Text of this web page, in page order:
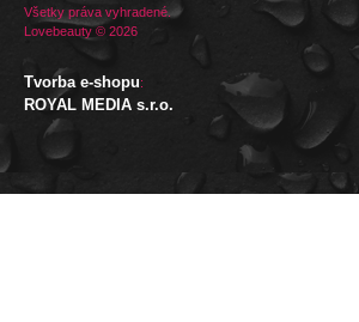
Všetky práva vyhradené.
Lovebeauty © 2026
Tvorba e-shopu:
ROYAL MEDIA s.r.o.